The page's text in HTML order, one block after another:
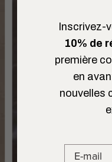
Inscrivez-
10% de
première
en
nouvelles